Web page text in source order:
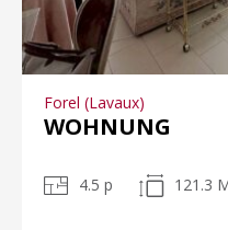
Forel (Lavaux)
WOHNUNG
4.5 p 121.3